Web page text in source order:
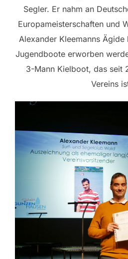
Segler. Er nahm an
Europameisterschaften und
Alexander Kleemanns
Jugendboote erworben
3-Mann Kielboot, das seit
Vereins